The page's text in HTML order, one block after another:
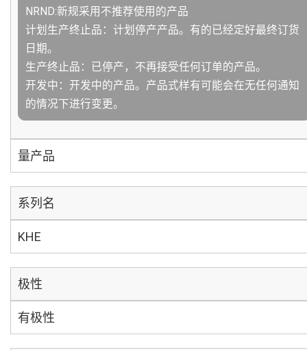
NRND:新规采用不推荐使用的产品
计划生产终止品：计划停产产品。有的已经定好最终订货
日期。
生产终止品：已停产，不再接受任何订单的产品。
开发中：开发中的产品。产品式样有可能会在无任何通知
的情况下进行变更。
量产品
系列名
KHE
极性
有极性